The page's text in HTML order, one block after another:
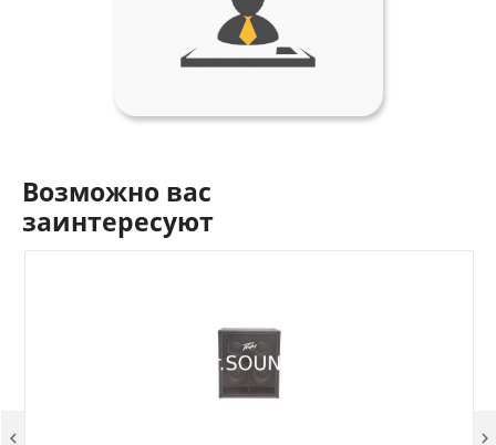
Возможно вас
заинтересуют
 